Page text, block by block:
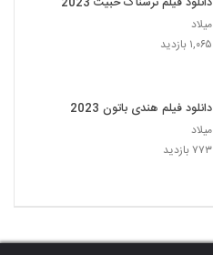
میلاد
۱,۰۶۵ بازدید
دانلود فیلم هندی باتون 2023
میلاد
۷۷۳ بازدید